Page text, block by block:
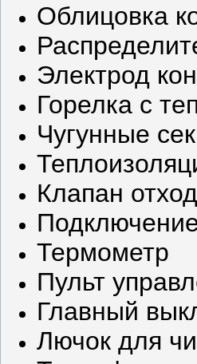
Облицовка
Электрод
Горелка с
Чугунные
Клапан
Термометр
Пульт
Главный
Лючок для